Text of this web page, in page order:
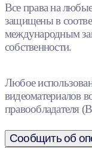
Все права на
защищены в
международным
собственности.
Любое
видеоматериалов
правообладателя
Сообщить об